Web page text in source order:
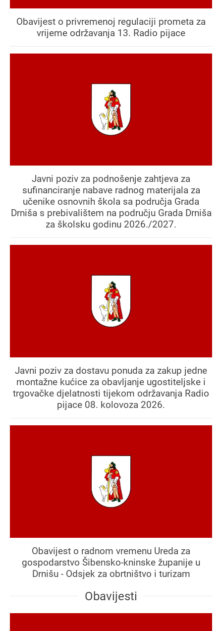
Obavijest o privremenoj regulaciji prometa za
vrijeme održavanja 13. Radio pijace
Javni poziv za podnošenje zahtjeva za
sufinanciranje nabave radnog materijala za
učenike osnovnih škola sa područja Grada
Drniša s prebivalištem na području Grada Drniša
za školsku godinu 2026./2027.
Javni poziv za dostavu ponuda za zakup jedne
montažne kućice za obavljanje ugostiteljske i
trgovačke djelatnosti tijekom održavanja Radio
pijace 08. kolovoza 2026.
Obavijest o radnom vremenu Ureda za
gospodarstvo Šibensko-kninske županije u
Drnišu - Odsjek za obrtništvo i turizam
Obavijesti